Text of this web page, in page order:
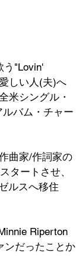
う"Lovin'
しい人(夫)へ
米シングル・
バム・チャー
曲家/作詞家の
タートさせ、
ルスへ移住
Riperton
ンだったことか